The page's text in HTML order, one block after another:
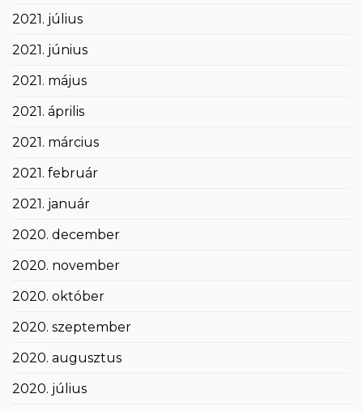
2021. július
2021. június
2021. május
2021. április
2021. március
2021. február
2021. január
2020. december
2020. november
2020. október
2020. szeptember
2020. augusztus
2020. július